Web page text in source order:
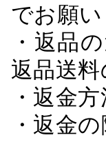
でお願い
・返品
返品送
・返金
・返金